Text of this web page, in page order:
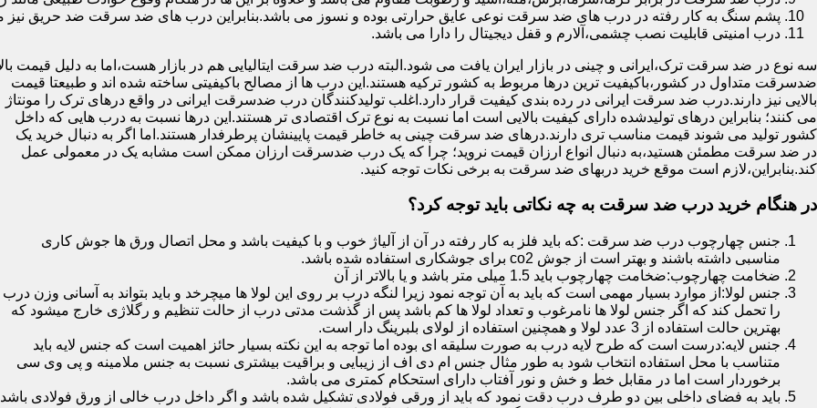
پشم سنگ به کار رفته در درب های ضد سرقت نوعی عایق حرارتی بوده و نسوز می باشد.بنابراین درب های ضد سرقت ضد حریق نیز
درب امنیتی قابلیت نصب چشمی،آلارم و قفل دیجیتال را دارا می باشد.
سه نوع در ضد سرقت ترک،ایرانی و چینی در بازار ایران یافت می شود.البته درب ضد سرقت ایتالیایی هم در بازار هست،اما به دلیل قیمت
ضدسرقت متداول در کشور،باکیفیت ترین درها مربوط به کشور ترکیه هستند.این درب ها از مصالح باکیفیتی ساخته شده اند و طبیعتا قیمت
بالایی نیز دارند.درب ضد سرقت ایرانی در رده بندی کیفیت قرار دارد.اغلب تولیدکنندگان درب ضدسرقت ایرانی در واقع درهای ترک را مونتاژ
می کنند؛ بنابراین درهای تولیدشده دارای کیفیت بالایی است اما نسبت به نوع ترک اقتصادی تر هستند.این درها نسبت به درب هایی که داخل
کشور تولید می شوند قیمت مناسب تری دارند.درهای ضد سرقت چینی به خاطر قیمت پایینشان پرطرفدار هستند.اما اگر به دنبال خرید یک
در ضد سرقت مطمئن هستید،به دنبال انواع ارزان قیمت نروید؛ چرا که یک درب ضدسرقت ارزان ممکن است مشابه یک در معمولی عمل
کند.بنابراین،لازم است موقع خرید دربهای ضد سرقت به برخی نکات توجه کنید.
در هنگام خرید درب ضد سرقت به چه نکاتی باید توجه کرد؟
جنس چهارچوب درب ضد سرقت :که باید فلز به کار رفته در آن از آلیاژ خوب و با کیفیت باشد و محل اتصال ورق ها جوش کاری
مناسبی داشته باشند و بهتر است از جوش co2 برای جوشکاری استفاده شده باشد.
ضخامت چهارچوب:ضخامت چهارچوب باید 1.5 میلی متر باشد و یا بالاتر از آن
جنس لولا:از موارد بسیار مهمی است که باید به آن توجه نمود زیرا لنگه درب بر روی این لولا ها میچرخد و باید بتواند به آسانی وزن درب
را تحمل کند که اگر جنس لولا ها نامرغوب و تعداد لولا ها کم باشد پس از گذشت مدتی درب از حالت تنظیم و رگلاژی خارج میشود که
بهترین حالت استفاده از 3 عدد لولا و همچنین استفاده از لولای بلبرینگ دار است.
جنس لایه:درست است که طرح لایه درب به صورت سلیقه ای بوده اما توجه به این نکته بسیار حائز اهمیت است که جنس لایه باید
متناسب با محل استفاده انتخاب شود به طور مثال جنس ام دی اف از زیبایی و براقیت بیشتری نسبت به جنس ملامینه و پی وی سی
برخوردار است اما در مقابل خط و خش و نور آفتاب دارای استحکام کمتری می باشد.
باید به فضای داخلی بین دو طرف درب دقت نمود که باید از ورقی فولادی تشکیل شده باشد و اگر داخل درب خالی از ورق فولادی باشد